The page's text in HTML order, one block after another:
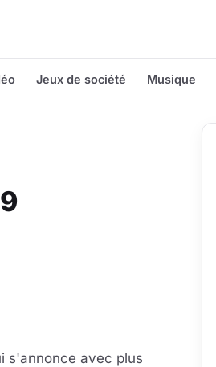
Jeux de société Musique
s'annonce avec plus